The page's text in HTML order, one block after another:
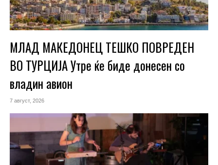
МЛАД МАКЕДОНЕЦ ТЕШКО ПОВРЕДЕН
ВО ТУРЦИЈА Утре ќе биде донесен со
владин авион
7 август, 2026